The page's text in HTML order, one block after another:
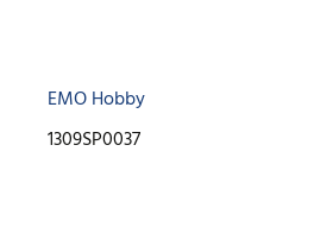
EMO Hobby
1309SP0037